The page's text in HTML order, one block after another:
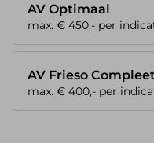
AV Optimaal
max. € 450,- per
AV Frieso Compleet
max. € 400,- per